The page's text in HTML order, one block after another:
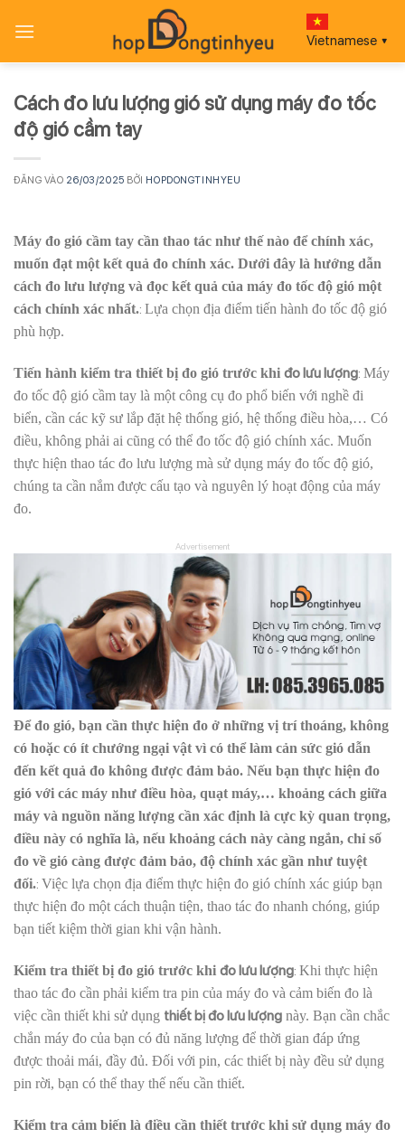
qua
Vietnamese ▼
Cách đo lưu lượng gió sử dụng máy đo tốc
độ gió cầm tay
ĐĂNG VÀO 26/03/2025 BỞI HOPDONGTINHYEU
Máy đo gió cầm tay cần thao tác như thế nào để chính xác,
muốn đạt một kết quả đo chính xác. Dưới đây là hướng dẫn
cách đo lưu lượng và đọc kết quả của máy đo tốc độ gió một
cách chính xác nhất.: Lựa chọn địa điểm tiến hành đo tốc độ gió
phù hợp.
Tiến hành kiểm tra thiết bị đo gió trước khi đo lưu lượng: Máy
đo tốc độ gió cầm tay là một công cụ đo phổ biến với nghề đi
biển, cần các kỹ sư lắp đặt hệ thống gió, hệ thống điều hòa,… Có
điều, không phải ai cũng có thể đo tốc độ gió chính xác. Muốn
thực hiện thao tác đo lưu lượng mà sử dụng máy đo tốc độ gió,
chúng ta cần nắm được cấu tạo và nguyên lý hoạt động của máy
đo.
Advertisement
Để đo gió, bạn cần thực hiện đo ở những vị trí thoáng, không
có hoặc có ít chướng ngại vật vì có thể làm cản sức gió dẫn
đến kết quả đo không được đảm bảo. Nếu bạn thực hiện đo
gió với các máy như điều hòa, quạt máy,… khoảng cách giữa
máy và nguồn năng lượng cần xác định là cực kỳ quan trọng,
điều này có nghĩa là, nếu khoảng cách này càng ngắn, chỉ số
đo về gió càng được đảm bảo, độ chính xác gần như tuyệt
đối.: Việc lựa chọn địa điểm thực hiện đo gió chính xác giúp bạn
thực hiện đo một cách thuận tiện, thao tác đo nhanh chóng, giúp
bạn tiết kiệm thời gian khi vận hành.
Kiểm tra thiết bị đo gió trước khi đo lưu lượng: Khi thực hiện
thao tác đo cần phải kiểm tra pin của máy đo và cảm biến đo là
việc cần thiết khi sử dụng thiết bị đo lưu lượng này. Bạn cần chắc
chắn máy đo của bạn có đủ năng lượng để thời gian đáp ứng
được thoải mái, đầy đủ. Đối với pin, các thiết bị này đều sử dụng
pin rời, bạn có thể thay thế nếu cần thiết.
Kiểm tra cảm biến là điều cần thiết trước khi sử dụng máy đo